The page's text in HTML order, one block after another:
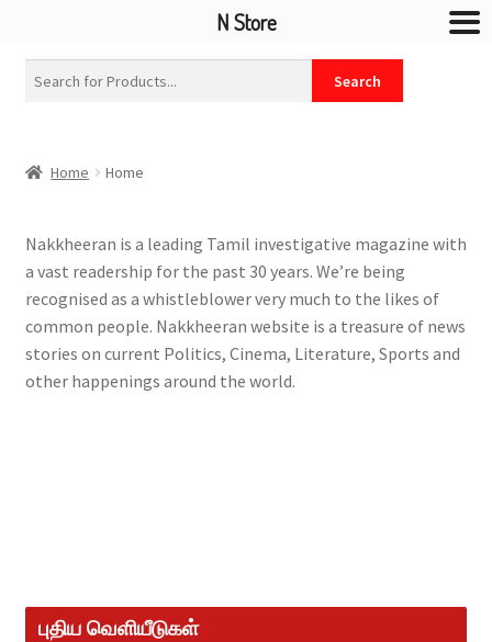
Home Home
Nakkheeran is a leading Tamil investigative magazine with
a vast readership for the past 30 years. We’re being
recognised as a whistleblower very much to the likes of
common people. Nakkheeran website is a treasure of news
stories on current Politics, Cinema, Literature, Sports and
other happenings around the world.
புதிய வெளியீடுகள்
N Store